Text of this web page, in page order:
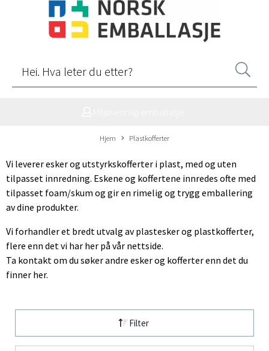
Hjem Plastkofferter
Vi leverer esker og utstyrkskofferter i plast, med og uten
tilpasset innredning. Eskene og koffertene innredes ofte med
tilpasset foam/skum og gir en rimelig og trygg emballering
av dine produkter.
Vi forhandler et bredt utvalg av plastesker og plastkofferter,
flere enn det vi har her på vår nettside.
Ta kontakt om du søker andre esker og kofferter enn det du
finner her.
Filter